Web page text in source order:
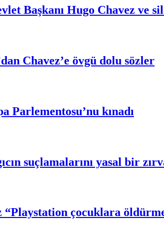
Başkanı Hugo Chavez ve
Chavez’e övgü dolu sözler
Parlementosu’nu kınadı
suçlamalarını yasal bir
“Playstation çocuklara